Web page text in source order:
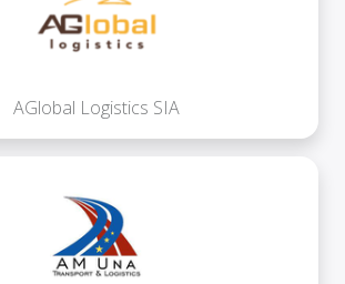
AGlobal Logistics SIA